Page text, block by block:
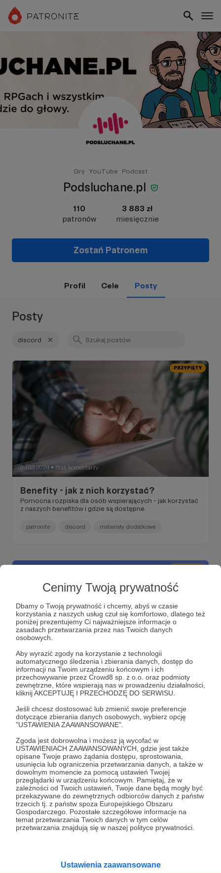
Cenimy Twoją prywatność
Dbamy o Twoją prywatność i chcemy, abyś w czasie
korzystania z naszych usług czuł się komfortowo, dlatego też
poniżej prezentujemy Ci najważniejsze informacje o
zasadach przetwarzania przez nas Twoich danych
osobowych.
Aby wyrazić zgody na korzystanie z technologii
automatycznego śledzenia i zbierania danych, dostęp do
informacji na Twoim urządzeniu końcowym i ich
przechowywanie przez Crowd8 sp. z o.o. oraz podmioty
zewnętrzne, które wspierają nas w prowadzeniu działalności,
kliknij AKCEPTUJĘ I PRZECHODZĘ DO SERWISU.
Jeśli chcesz dostosować lub zmienić swoje preferencje
dotyczące zbierania danych osobowych, wybierz opcję
"USTAWIENIA ZAAWANSOWANE".
Zgoda jest dobrowolna i możesz ją wycofać w
USTAWIENIACH ZAAWANSOWANYCH, gdzie jest także
opisane Twoje prawo żądania dostępu, sprostowania,
usunięcia lub ograniczenia przetwarzania danych, a także w
dowolnym momencie za pomocą ustawień Twojej
przeglądarki w urządzeniu końcowym. Pamiętaj, że w
zależności od Twoich ustawień, Twoje dane będą mogły być
przekazywane do zewnętrznych odbiorców danych z państw
trzecich tj. z państw spoza Europejskiego Obszaru
Gospodarczego. Pozostałe szczegółowe informacje na
temat przetwarzania Twoich danych w tym celów
przetwarzania znajdują się w naszej polityce prywatności.
Ustawienia zaawansowane
Gry YouTube Podcast
Podsluchane.pl
110
patronów
3 883 zł
miesięcznie
Zostań Patronem
Profil Cele Posty
Posty
discord
PRZYPIĘTY
04.03.2024 ● Brak komentarzy
Benefity - jak z nich korzystać?
Pomocna rozpiska dla osób wspierających - jak korzystać
z naszych benefitów i gdzie są dostępne.
patronite discord materiały dodatkowe
03.03.2024 Brak komentarzy
Jak dołączyć do naszego Discorda?
Instrukcja, jak dołączyć od naszego Discorda i połączyć
tamtejsze konto z kontem Patronite, by móc korzystać ze
wszystkich benefitów dla osób wspierających!
Dołącz do grona Patronów!